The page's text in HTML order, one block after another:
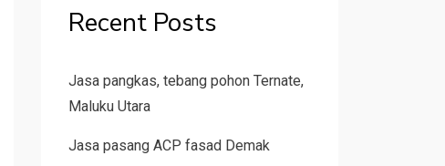
Recent Posts
Jasa pangkas, tebang pohon Ternate,
Maluku Utara
Jasa pasang ACP fasad Demak